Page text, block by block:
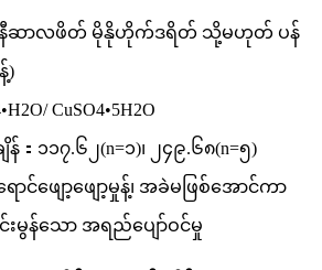
နီဆာလဖိတ် မိုနိုဟိုက်ဒရိတ် သို့မဟုတ် ပန်
)
CuSO4•5H2O
၁၁၇.၆၂(n=၁)၊ ၂၄၉.၆၈(n=၅)
င်ဖျော့ဖျော့မှုန့်၊ အခဲမဖြစ်အောင်ကာ
းမွန်သော အရည်ပျော်ဝင်မှု